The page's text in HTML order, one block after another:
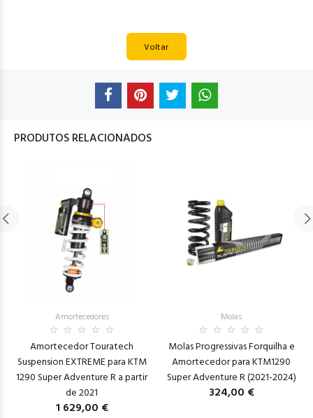
Voltar
PRODUTOS RELACIONADOS
Amortecedores
Amortecedor Touratech
Suspension EXTREME para KTM
1290 Super Adventure R a partir
de 2021
1 629,00 €
Molas
Molas Progressivas Forquilha e
Amortecedor para KTM1290
Super Adventure R (2021-2024)
324,00 €